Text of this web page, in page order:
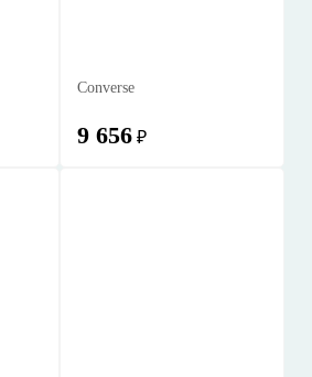
Converse
9 656 ₽